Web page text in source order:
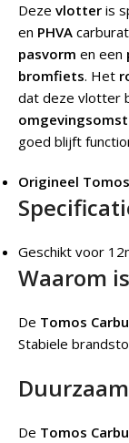
Deze vlotter is
en PHVA
pasvorm en een
bromfiets. Het
dat deze vlotter
goed blijft
Origineel
Geschikt voor
Waarom
De Tomos
Stabiele
De Tomos